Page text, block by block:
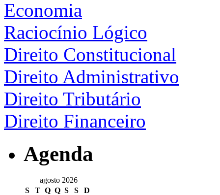
Economia
Raciocínio Lógico
Direito Constitucional
Direito Administrativo
Direito Tributário
Direito Financeiro
Agenda
agosto 2026
S
T Q Q S S
D